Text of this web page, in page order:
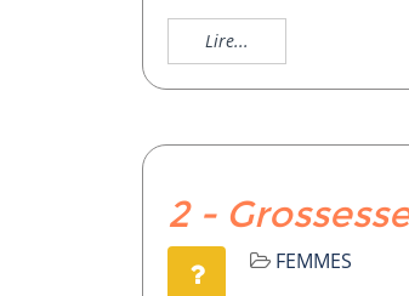
Lire...
2 -
FEMMES